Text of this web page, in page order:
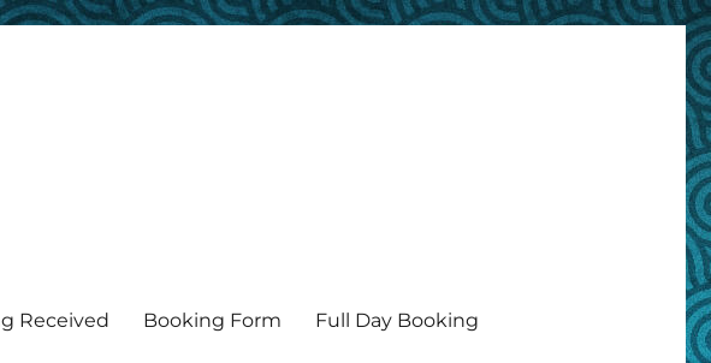
Received Booking Form Full Day Booking